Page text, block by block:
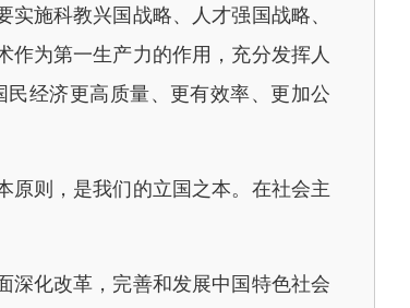
施科教兴国战略、人才强国战略、
为第一生产力的作用，充分发挥人
经济更高质量、更有效率、更加公
则，是我们的立国之本。在社会主
化改革，完善和发展中国特色社会